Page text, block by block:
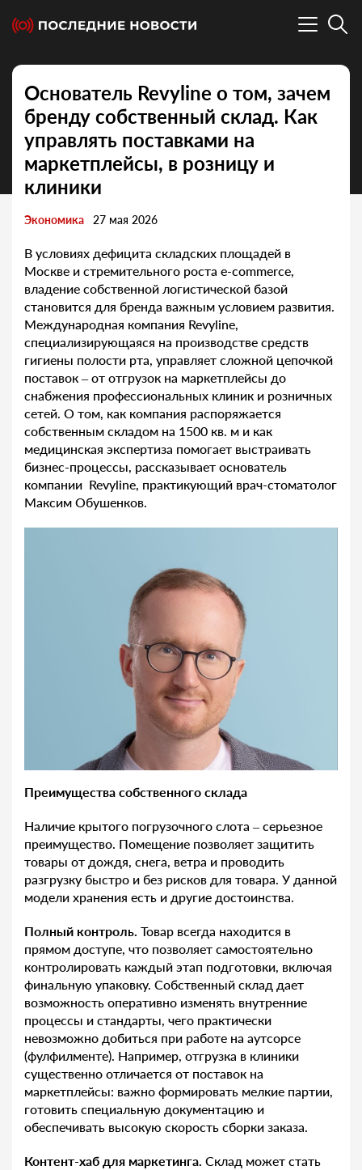
Основатель Revyline о том, зачем
бренду собственный склад. Как
управлять поставками на
маркетплейсы, в розницу и
клиники
Экономика 27 мая 2026
В условиях дефицита складских площадей в
Москве и стремительного роста e-commerce,
владение собственной логистической базой
становится для бренда важным условием развития.
Международная компания Revyline,
специализирующаяся на производстве средств
гигиены полости рта, управляет сложной цепочкой
поставок – от отгрузок на маркетплейсы до
снабжения профессиональных клиник и розничных
сетей. О том, как компания распоряжается
собственным складом на 1500 кв. м и как
медицинская экспертиза помогает выстраивать
бизнес-процессы, рассказывает основатель
компании Revyline, практикующий врач-стоматолог
Максим Обушенков.
Преимущества собственного склада
Наличие крытого погрузочного слота – серьезное
преимущество. Помещение позволяет защитить
товары от дождя, снега, ветра и проводить
разгрузку быстро и без рисков для товара. У данной
модели хранения есть и другие достоинства.
Полный контроль. Товар всегда находится в
прямом доступе, что позволяет самостоятельно
контролировать каждый этап подготовки, включая
финальную упаковку. Собственный склад дает
возможность оперативно изменять внутренние
процессы и стандарты, чего практически
невозможно добиться при работе на аутсорсе
(фулфилменте). Например, отгрузка в клиники
существенно отличается от поставок на
маркетплейсы: важно формировать мелкие партии,
готовить специальную документацию и
обеспечивать высокую скорость сборки заказа.
Контент-хаб для маркетинга. Склад может стать